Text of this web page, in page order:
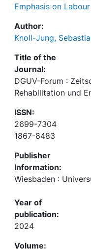
Emphasis on
Author:
Knoll-Jung,
Title of the
Journal:
DGUV-Forum :
Rehabilitation und
ISSN:
2699-7304
1867-8483
Publisher
Information:
Wiesbaden :
Year of
publication:
2024
Volume: